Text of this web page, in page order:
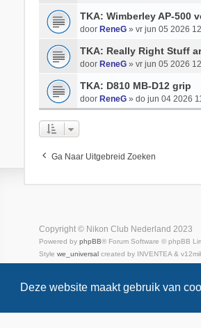
Deze website maakt gebruik van
TKA: Wimberley AP-500
door ReneG» vr jun 05 2026
TKA: Really Right Stuff
door ReneG» vr jun 05 2026
TKA: D810 MB-D12 grip
door ReneG» do jun 04 2026
Ga Naar Uitgebreid Zoeken
Copyright © Nikon Club Nederland 2023
Powered by phpBB® Forum Software © phpBB
Style we_universalcreated by INVENTEA &